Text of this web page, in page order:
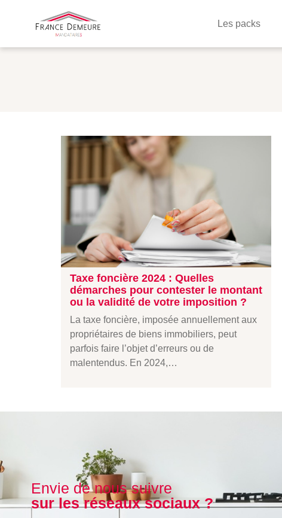
Les packs
Taxe foncière 2024 : Quelles
démarches pour contester le montant
ou la validité de votre imposition ?
La taxe foncière, imposée annuellement aux
propriétaires de biens immobiliers, peut
parfois faire l’objet d’erreurs ou de
malentendus. En 2024,…
Envie de nous suivre
sur les réseaux sociaux ?